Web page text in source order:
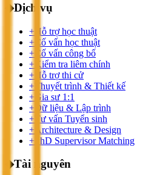
◆Dịch vụ
+ Hỗ trợ học thuật
+ Cố vấn học thuật
+ Cố vấn công bố
+ Kiểm tra liêm chính
+ Hỗ trợ thi cử
+ Thuyết trình & Thiết kế
+ Gia sư 1:1
+ Dữ liệu & Lập trình
+ Tư vấn Tuyển sinh
+ Architecture & Design
+ PhD Supervisor Matching
◆Tài nguyên